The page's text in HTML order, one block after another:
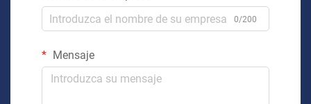
0/200
Mensaje